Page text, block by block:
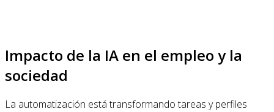
Impacto de la IA en el empleo y la
sociedad
La automatización está transformando tareas y perfiles